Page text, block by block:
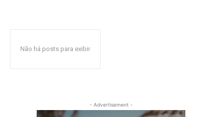
Não há posts para exibir
- Advertisement -